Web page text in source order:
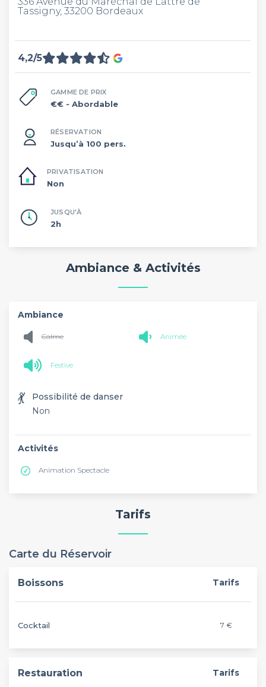
Tassigny, 33200 Bordeaux
4,2/5
GAMME DE PRIX
€€ - Abordable
RÉSERVATION
Jusqu’à 100 pers.
PRIVATISATION
Non
JUSQU'À
2h
Ambiance & Activités
Ambiance
Calme Animée
Festive
💃
Possibilité de danser
Non
Activités
Animation Spectacle
Tarifs
Carte du Réservoir
Boissons Tarifs
Cocktail 7 €
Restauration Tarifs